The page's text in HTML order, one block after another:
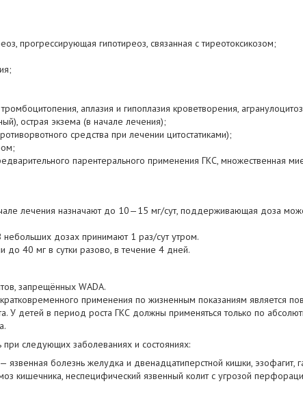
прогрессирующая гипотиреоз, связанная с тиреотоксикозом;
аплазия и гипоплазия кроветворения,
острая экзема (в начале лечения);
средства при лечении цитостатиками);
парентерального применения ГКС, множественная
лечения назначают до 10—15 мг/сут, поддерживающая доза
дозах принимают 1 раз/сут утром.
40 мг в сутки разово, в течение 4 дней.
запрещённых WADA.
применения по жизненным показаниям является
У детей в период роста ГКС должны применяться только по
следующих заболеваниях и состояниях:
болезнь желудка и двенадцатиперстной кишки, эзофагит,
кишечника, неспецифический язвенный колит с угрозой